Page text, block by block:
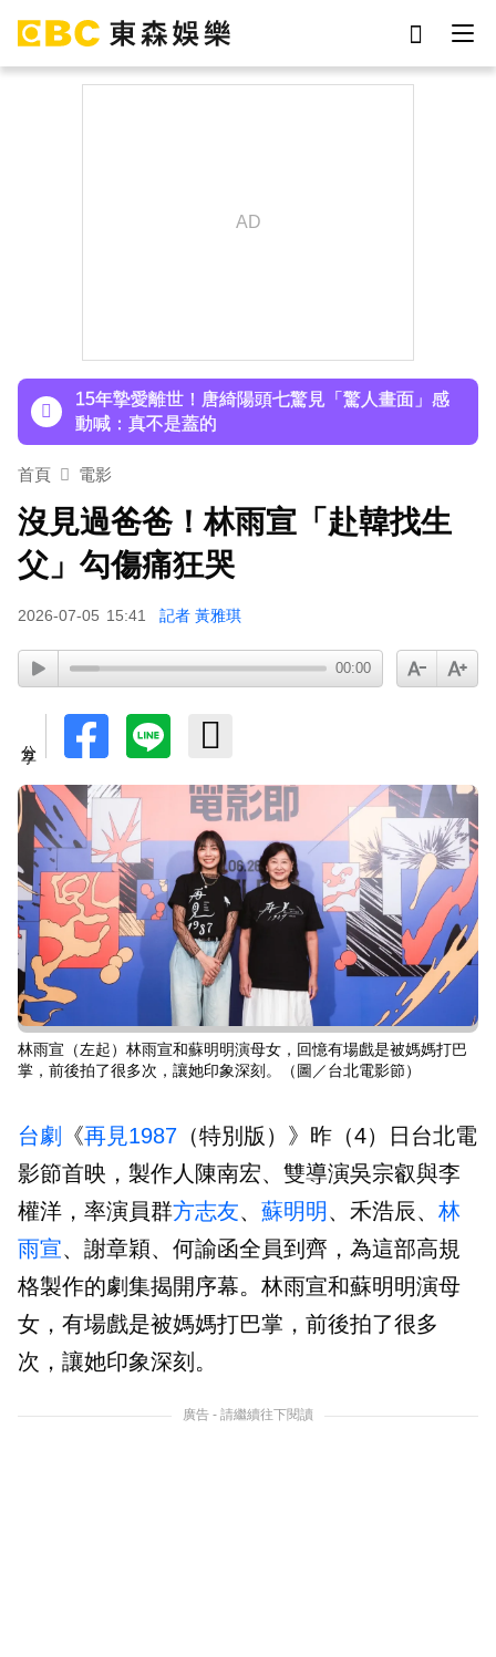
放手的是媽媽
15年摯愛離世！唐綺陽頭七驚見「驚人畫面」感
動喊：真不是蓋的
下載東森App，隨時掌握天下大小事！
18歲帥兒離開台灣！前主播蔣雅淇忍淚嘆：最難
放手的是媽媽
首頁 電影
沒見過爸爸！林雨宣「赴韓找生
父」勾傷痛狂哭
2026-07-05 15:41 記者 黃雅琪
00:00
林雨宣（左起）林雨宣和蘇明明演母女，回憶有場戲是被媽媽打巴
掌，前後拍了很多次，讓她印象深刻。（圖／台北電影節）
台劇 《再見1987 （特別版）》昨（4）日台北電
影節首映，製作人陳南宏、雙導演吳宗叡與李
權洋，率演員群方志友、 蘇明明 、禾浩辰、 林
雨宣、謝章穎、何諭函全員到齊，為這部高規
格製作的劇集揭開序幕。林雨宣和蘇明明演母
女，有場戲是被媽媽打巴掌，前後拍了很多
次，讓她印象深刻。
廣告 - 請繼續往下閱讀